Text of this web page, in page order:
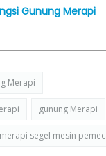
Gunung Merapi
Merapi
gunung Merapi
segel mesin